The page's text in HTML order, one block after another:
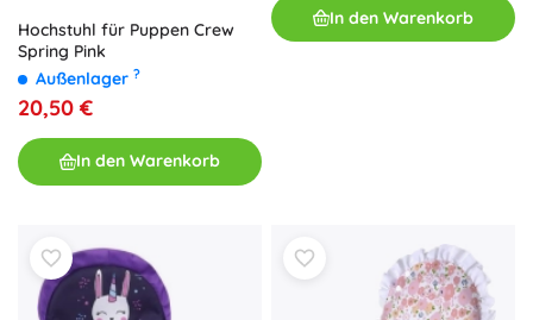
Hochstuhl für Puppen Crew
Spring Pink
Außenlager ?
20,50 €
In den Warenkorb
In den Warenkorb